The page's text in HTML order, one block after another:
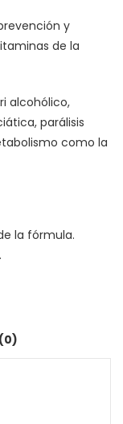
y
de la
alcohólico,
parálisis
como la
la fórmula.